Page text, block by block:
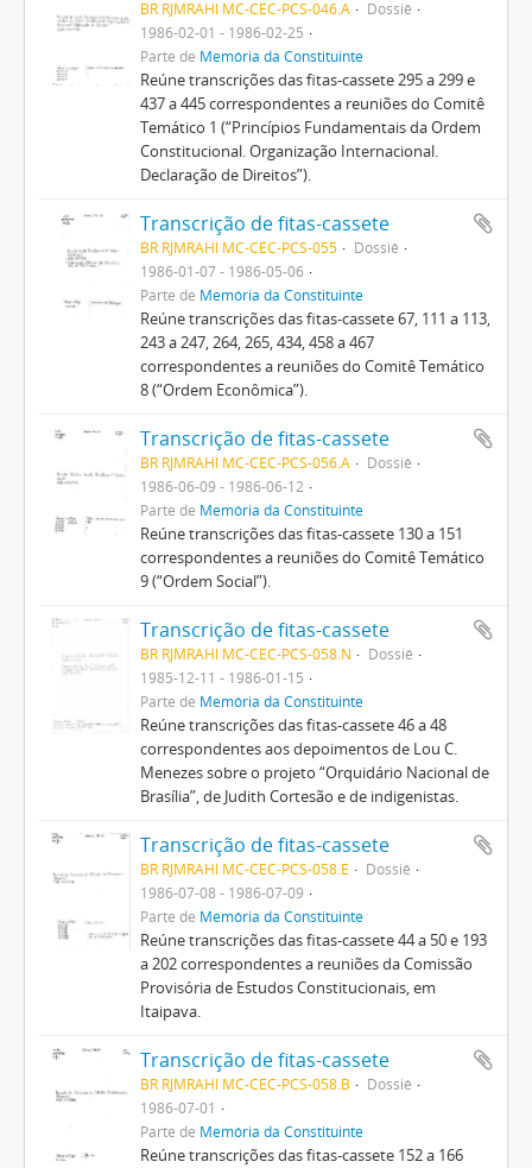
BR RJMRAHI MC-CEC-PCS-046.A
Dossiê
1986-02-01 - 1986-02-25
Parte de Memória da Constituinte
Reúne transcrições das fitas-cassete 295 a 299 e
437 a 445 correspondentes a reuniões do Comitê
Temático 1 (“Princípios Fundamentais da Ordem
Constitucional. Organização Internacional.
Declaração de Direitos”).
Transcrição de fitas-cassete
BR RJMRAHI MC-CEC-PCS-055
Dossiê
1986-01-07 - 1986-05-06
Parte de Memória da Constituinte
Reúne transcrições das fitas-cassete 67, 111 a 113,
243 a 247, 264, 265, 434, 458 a 467
correspondentes a reuniões do Comitê Temático
8 (“Ordem Econômica”).
Transcrição de fitas-cassete
BR RJMRAHI MC-CEC-PCS-056.A
Dossiê
1986-06-09 - 1986-06-12
Parte de Memória da Constituinte
Reúne transcrições das fitas-cassete 130 a 151
correspondentes a reuniões do Comitê Temático
9 (“Ordem Social”).
Transcrição de fitas-cassete
BR RJMRAHI MC-CEC-PCS-058.N
Dossiê
1985-12-11 - 1986-01-15
Parte de Memória da Constituinte
Reúne transcrições das fitas-cassete 46 a 48
correspondentes aos depoimentos de Lou C.
Menezes sobre o projeto “Orquidário Nacional de
Brasília”, de Judith Cortesão e de indigenistas.
Transcrição de fitas-cassete
BR RJMRAHI MC-CEC-PCS-058.E
Dossiê
1986-07-08 - 1986-07-09
Parte de Memória da Constituinte
Reúne transcrições das fitas-cassete 44 a 50 e 193
a 202 correspondentes a reuniões da Comissão
Provisória de Estudos Constitucionais, em
Itaipava.
Transcrição de fitas-cassete
BR RJMRAHI MC-CEC-PCS-058.B
Dossiê
1986-07-01
Parte de Memória da Constituinte
Reúne transcrições das fitas-cassete 152 a 166